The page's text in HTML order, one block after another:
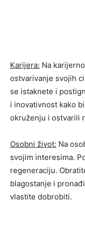
Karijera: Na
ostvarivanje svojih
se istaknete i
i inovativnost kako
okruženju i ostvarili
Osobni život: Na
svojim interesima.
regeneraciju.
blagostanje i
vlastite dobrobiti.